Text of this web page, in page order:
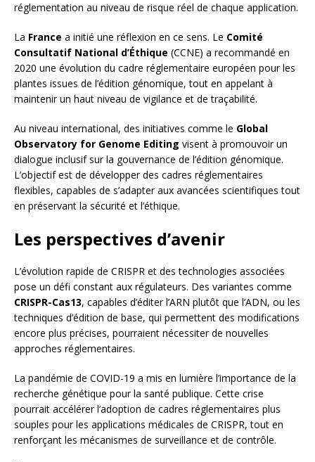
réglementation au niveau de risque réel de chaque application.
La France a initié une réflexion en ce sens. Le Comité
Consultatif National d’Éthique (CCNE) a recommandé en
2020 une évolution du cadre réglementaire européen pour les
plantes issues de l’édition génomique, tout en appelant à
maintenir un haut niveau de vigilance et de traçabilité.
Au niveau international, des initiatives comme le Global
Observatory for Genome Editing visent à promouvoir un
dialogue inclusif sur la gouvernance de l’édition génomique.
L’objectif est de développer des cadres réglementaires
flexibles, capables de s’adapter aux avancées scientifiques tout
en préservant la sécurité et l’éthique.
Les perspectives d’avenir
L’évolution rapide de CRISPR et des technologies associées
pose un défi constant aux régulateurs. Des variantes comme
CRISPR-Cas13, capables d’éditer l’ARN plutôt que l’ADN, ou les
techniques d’édition de base, qui permettent des modifications
encore plus précises, pourraient nécessiter de nouvelles
approches réglementaires.
La pandémie de COVID-19 a mis en lumière l’importance de la
recherche génétique pour la santé publique. Cette crise
pourrait accélérer l’adoption de cadres réglementaires plus
souples pour les applications médicales de CRISPR, tout en
renforçant les mécanismes de surveillance et de contrôle.